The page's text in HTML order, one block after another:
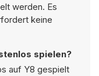
werden. Es
keine
spielen?
auf Y8 gespielt